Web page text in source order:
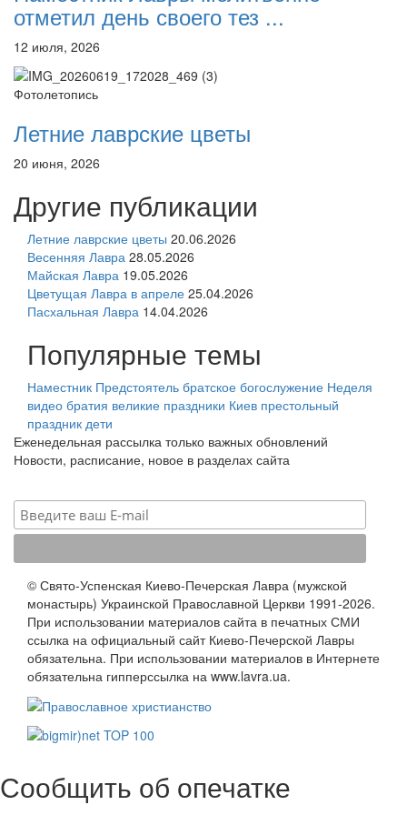
отметил день своего тез ...
12 июля, 2026
Фотолетопись
Летние лаврские цветы
20 июня, 2026
Другие публикации
Летние лаврские цветы 20.06.2026
Весенняя Лавра 28.05.2026
Майская Лавра 19.05.2026
Цветущая Лавра в апреле 25.04.2026
Пасхальная Лавра 14.04.2026
Популярные темы
Наместник Предстоятель братское богослужение Неделя
видео братия великие праздники Киев престольный
праздник дети
Еженедельная рассылка только важных обновлений
Новости, расписание, новое в разделах сайта
© Свято-Успенская Киево-Печерская Лавра (мужской
монастырь) Украинской Православной Церкви 1991-2026.
При использовании материалов сайта в печатных СМИ
ссылка на официальный сайт Киево-Печерской Лавры
обязательна. При использовании материалов в Интернете
обязательна гипперссылка на www.lavra.ua.
Сообщить об опечатке